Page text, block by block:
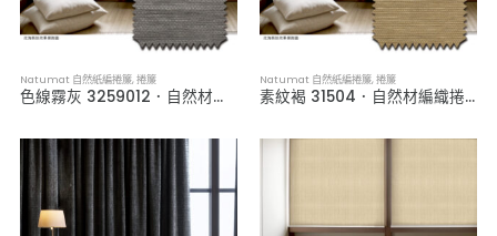
Natumat 自然紙編捲簾,捲簾
色線霧灰 3259012．自然材編織捲簾
Natumat 自然紙編捲簾,捲簾
素紋褐 31504．自然材編織捲簾